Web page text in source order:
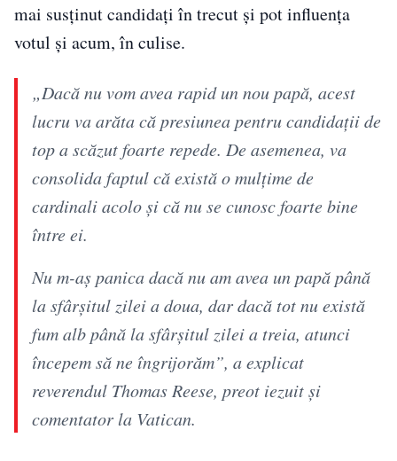
mai susținut candidați în trecut și pot influența
votul și acum, în culise.
„Dacă nu vom avea rapid un nou papă, acest
lucru va arăta că presiunea pentru candidaţii de
top a scăzut foarte repede. De asemenea, va
consolida faptul că există o mulţime de
cardinali acolo şi că nu se cunosc foarte bine
între ei.
Nu m-aş panica dacă nu am avea un papă până
la sfârşitul zilei a doua, dar dacă tot nu există
fum alb până la sfârşitul zilei a treia, atunci
începem să ne îngrijorăm”, a explicat
reverendul Thomas Reese, preot iezuit şi
comentator la Vatican.